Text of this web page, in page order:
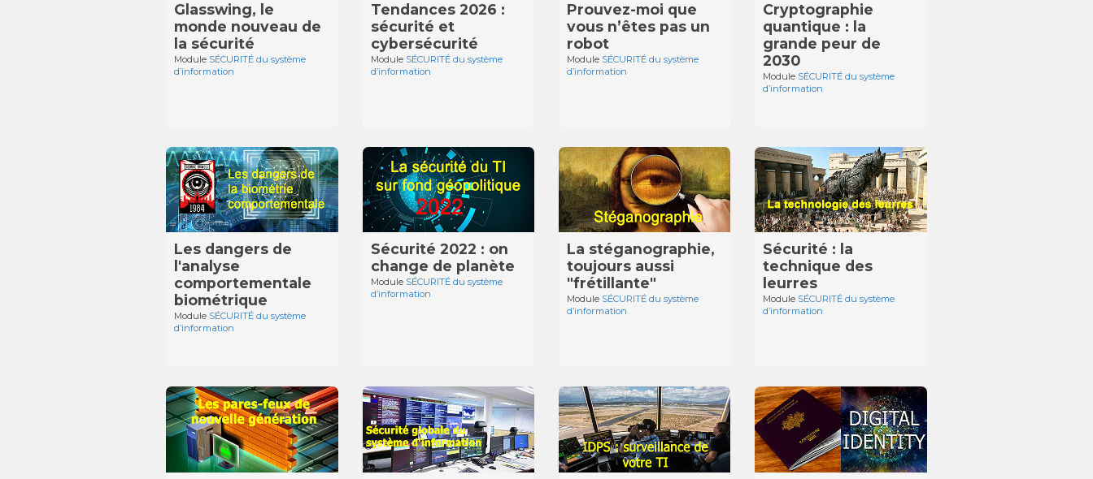
Glasswing, le
monde nouveau de
la sécurité
Module SÉCURITÉ du système
d’information
Tendances 2026 :
sécurité et
cybersécurité
Module SÉCURITÉ du système
d’information
Prouvez-moi que
vous n’êtes pas un
robot
Module SÉCURITÉ du système
d’information
Cryptographie
quantique : la
grande peur de
2030
Module SÉCURITÉ du système
d’information
Les dangers de
l'analyse
comportementale
biométrique
Module SÉCURITÉ du système
d’information
Sécurité 2022 : on
change de planète
Module SÉCURITÉ du système
d’information
La stéganographie,
toujours aussi
"frétillante"
Module SÉCURITÉ du système
d’information
Sécurité : la
technique des
leurres
Module SÉCURITÉ du système
d’information